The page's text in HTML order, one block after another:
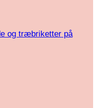
og træbriketter på